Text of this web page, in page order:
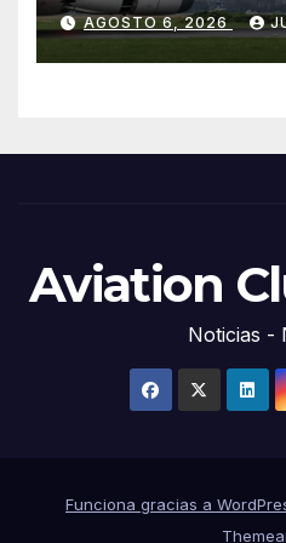
Cirium
AGOSTO 6, 2026
Aviation
Noticias -
Funciona gracias a